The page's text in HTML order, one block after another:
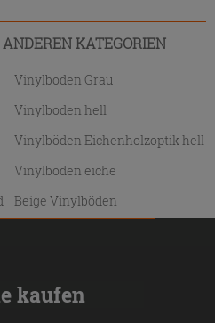
KATEGORIEN
Vinylboden Grau
Vinylboden hell
Vinylböden Eichenholzoptik hell
Vinylböden eiche
Beige Vinylböden
kaufen